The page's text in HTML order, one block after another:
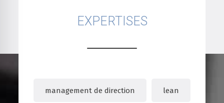
EXPERTISES
management de direction lean